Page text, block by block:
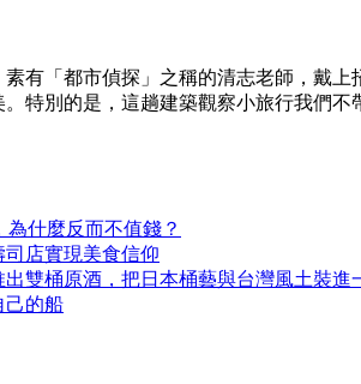
素有「都市偵探」之稱的清志老師，戴
特別的是，這趟建築觀察小旅行我們
為什麼反而不值錢？
店實現美食信仰
雙桶原酒，把日本桶藝與台灣風土裝進
的船